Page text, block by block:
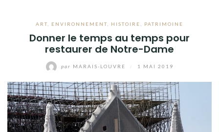
ART ENVIRONNEMENT HISTOIRE PATRIMOINE
Donner le temps au temps pour
restaurer de Notre-Dame
par MARAIS-LOUVRE 1 MAI 2019